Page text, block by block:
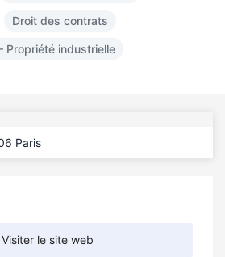
Droit des contrats
Propriété industrielle
Paris
le site web